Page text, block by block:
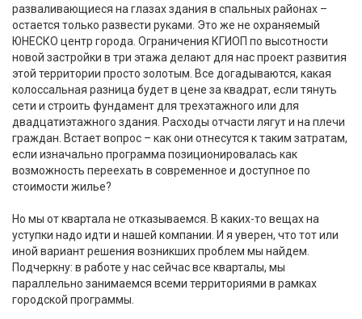
разваливающиеся на глазах здания в спальных районах –
остается только развести руками. Это же не охраняемый
ЮНЕСКО центр города. Ограничения КГИОП по высотности
новой застройки в три этажа делают для нас проект развития
этой территории просто золотым. Все догадываются, какая
колоссальная разница будет в цене за квадрат, если тянуть
сети и строить фундамент для трехэтажного или для
двадцатиэтажного здания. Расходы отчасти лягут и на плечи
граждан. Встает вопрос – как они отнесутся к таким затратам,
если изначально программа позиционировалась как
возможность переехать в современное и доступное по
стоимости жилье?
Но мы от квартала не отказываемся. В каких-то вещах на
уступки надо идти и нашей компании. И я уверен, что тот или
иной вариант решения возникших проблем мы найдем.
Подчеркну: в работе у нас сейчас все кварталы, мы
параллельно занимаемся всеми территориями в рамках
городской программы.